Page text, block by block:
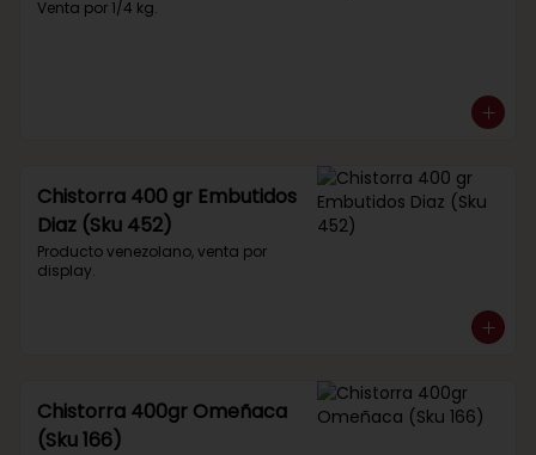
Venta por 1/4 kg.
Chistorra 400 gr Embutidos
Diaz (Sku 452)
Producto venezolano, venta por
display.
Chistorra 400gr Omeñaca
(Sku 166)